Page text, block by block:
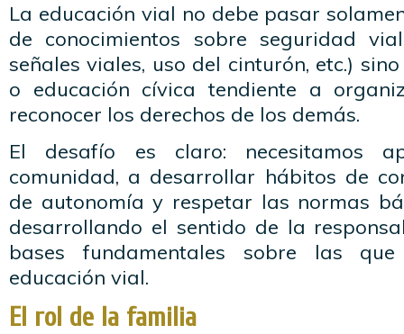
La educación vial no debe pasar
de conocimientos sobre seguridad
señales viales, uso del cinturón, etc.)
o educación cívica tendiente a
reconocer los derechos de los demás.
El desafío es claro: necesitamos
comunidad, a desarrollar hábitos de
de autonomía y respetar las normas
desarrollando el sentido de la
bases fundamentales sobre las
educación vial.
El rol de la familia